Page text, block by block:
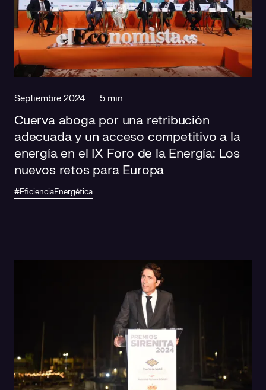
Septiembre 2024 5 min
Cuerva aboga por una retribución
adecuada y un acceso competitivo a la
energía en el IX Foro de la Energía: Los
nuevos retos para Europa
#EficienciaEnergética